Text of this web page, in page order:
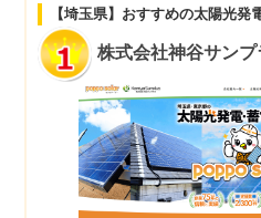
【埼玉県】おすすめの太陽光発
株式会社神谷サンプ